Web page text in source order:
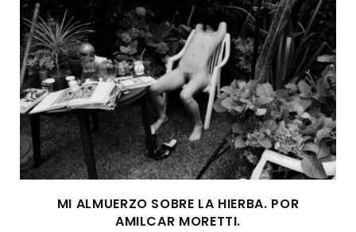
MI ALMUERZO SOBRE LA HIERBA. POR
AMILCAR MORETTI.